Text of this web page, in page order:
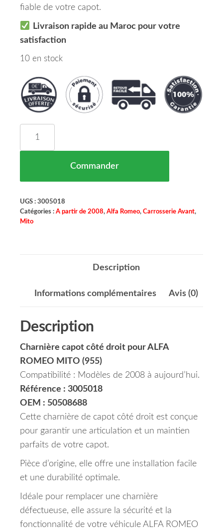
fiable de votre capot.
Livraison rapide au Maroc pour votre
satisfaction
10 en stock
Commander
UGS : 3005018
Catégories : A partir de 2008, Alfa Romeo, Carrosserie Avant,
Mito
Description
Informations complémentaires Avis (0)
Description
Charnière capot côté droit pour ALFA
ROMEO MITO (955)
Compatibilité : Modèles de 2008 à aujourd’hui.
Référence : 3005018
OEM : 50508688
Cette charnière de capot côté droit est conçue
pour garantir une articulation et un maintien
parfaits de votre capot.
Pièce d’origine, elle offre une installation facile
et une durabilité optimale.
Idéale pour remplacer une charnière
défectueuse, elle assure la sécurité et la
fonctionnalité de votre véhicule ALFA ROMEO